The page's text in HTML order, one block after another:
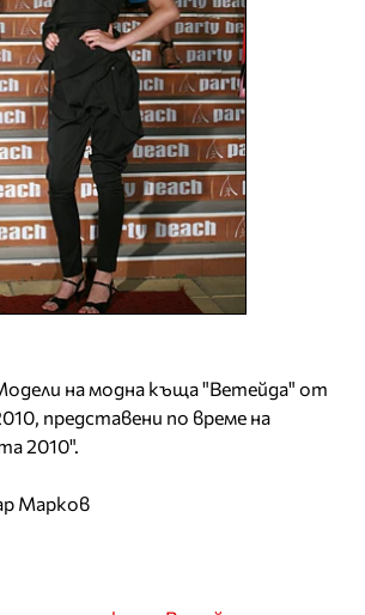
на модна къща "Ветейда" от
представени по време на
2010".
Марков